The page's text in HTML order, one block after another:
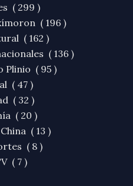
( 299 )
( 196 )
( 162 )
( 136 )
Plinio ( 95 )
( 47 )
( 32 )
( 20 )
( 13 )
( 8 )
( 7 )